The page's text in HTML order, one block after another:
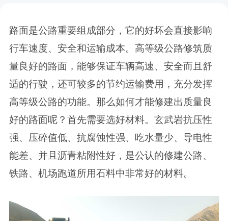
路面是公路重要组成部分，它的好坏会直接影响
行车速度、安全和运输成本。高等级公路修筑质
量良好的路面，能够保证车辆高速、安全而且舒
适的行驶，还可较多的节约运输费用，充分发挥
高等级公路的功能。那么如何才能修建出质量良
好的路面呢？首先需要选好材料。玄武岩抗压性
强、压碎值低、抗腐蚀性强、吃水量少、导电性
能差、并且沥青粘附性好，是公认的修建公路、
铁路、机场跑道所用石料中非常好的材料。